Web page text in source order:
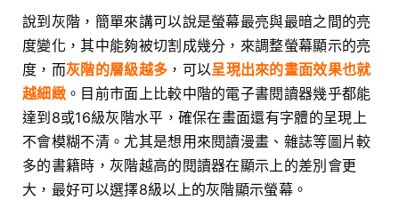
說到灰階，簡單來講可以說是螢幕最亮與最暗之間的亮
度變化，其中能夠被切割成幾分，來調整螢幕顯示的亮
度，而灰階的層級越多 ，可以呈現出來的畫面效果也就
越細緻。目前市面上比較中階的電子書閱讀器幾乎都能
達到8或16級灰階水平，確保在畫面還有字體的呈現上
不會模糊不清。尤其是想用來閱讀漫畫、雜誌等圖片較
多的書籍時，灰階越高的閱讀器在顯示上的差別會更
大，最好可以選擇8級以上的灰階顯示螢幕。